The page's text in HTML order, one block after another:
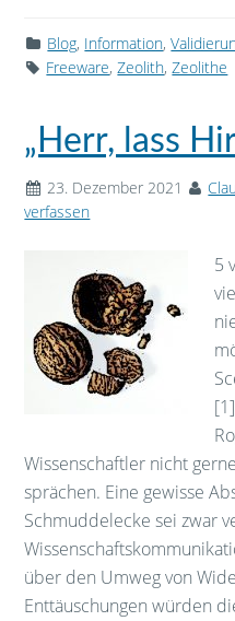
Blog, Information,
Freeware,Zeolith,Zeolithe
„Herr, lass
23. Dezember 2021
verfassen
5
Wissenschaftler nicht
sprächen. Eine gewisse
Schmuddelecke sei zwar
über den Umweg von
Enttäuschungen würden